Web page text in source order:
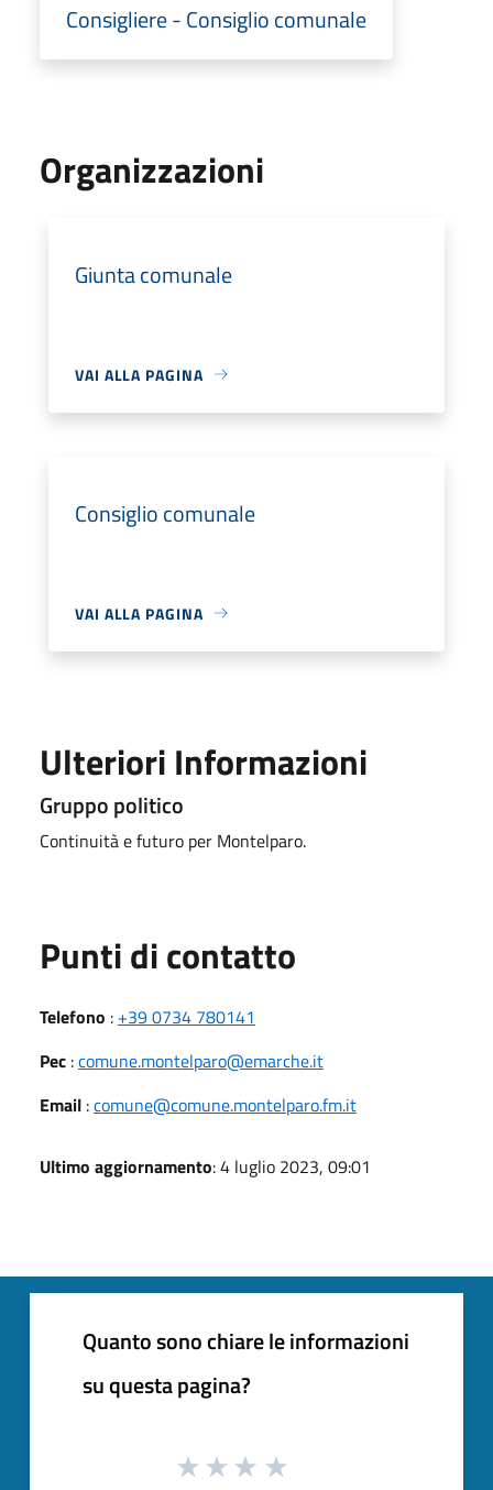
Consigliere - Consiglio comunale
Organizzazioni
Giunta comunale
VAI ALLA PAGINA
Consiglio comunale
VAI ALLA PAGINA
Ulteriori Informazioni
Gruppo politico
Continuità e futuro per Montelparo.
Punti di contatto
Telefono : +39 0734 780141
Pec :comune.montelparo@emarche.it
Email :comune@comune.montelparo.fm.it
Ultimo aggiornamento: 4 luglio 2023, 09:01
Quanto sono chiare le informazioni
su questa pagina?